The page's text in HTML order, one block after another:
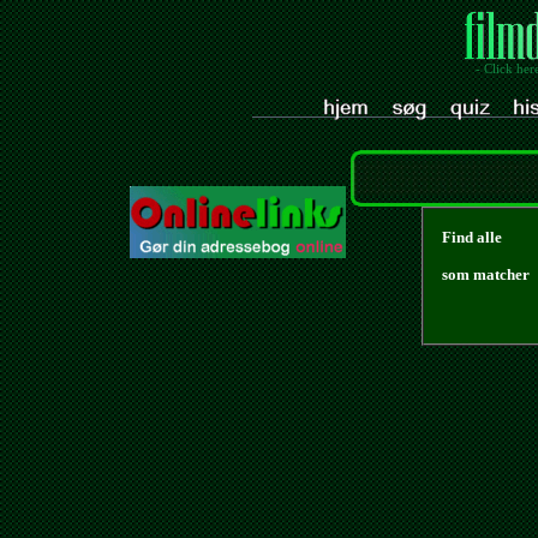
- Click
Find alle
som matcher